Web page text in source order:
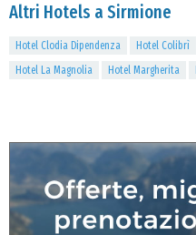
Altri Hotels a Sirmione
Hotel Clodia Dipendenza Hotel Colibrì
Hotel La Magnolia
Hotel Margherita